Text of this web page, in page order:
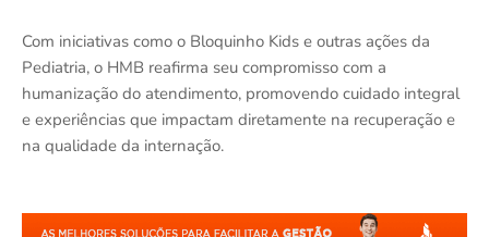
Com iniciativas como o Bloquinho Kids e outras ações da
Pediatria, o HMB reafirma seu compromisso com a
humanização do atendimento, promovendo cuidado integral
e experiências que impactam diretamente na recuperação e
na qualidade da internação.